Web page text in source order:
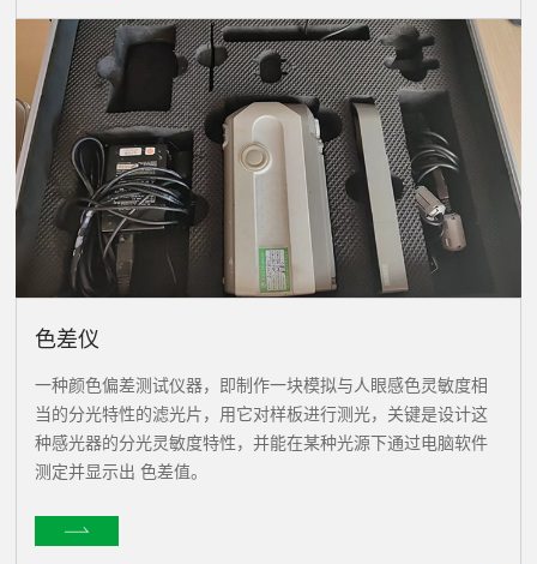
色差仪
一种颜色偏差测试仪器，即制作一块模拟与人眼感色灵敏度相
当的分光特性的滤光片，用它对样板进行测光，关键是设计这
种感光器的分光灵敏度特性，并能在某种光源下通过电脑软件
测定并显示出 色差值。